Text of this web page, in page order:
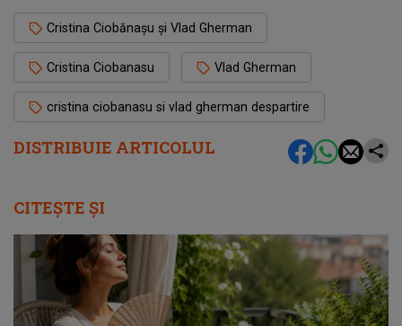
DISTRIBUIE ARTICOLUL
Cristina Ciobănașu și Vlad Gherman
Cristina Ciobanasu Vlad Gherman
cristina ciobanasu si vlad gherman despartire
CITEȘTE ȘI